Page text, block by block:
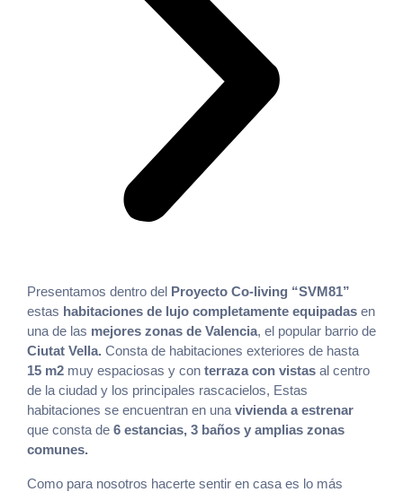
Presentamos dentro del Proyecto Co-living “SVM81”
estas habitaciones de lujo completamente equipadas en
una de las mejores zonas de Valencia, el popular barrio de
Ciutat Vella. Consta de habitaciones exteriores de hasta
15 m2 muy espaciosas y con terraza con vistas al centro
de la ciudad y los principales rascacielos, Estas
habitaciones se encuentran en una vivienda a estrenar
que consta de 6 estancias, 3 baños y amplias zonas
comunes.
Como para nosotros hacerte sentir en casa es lo más